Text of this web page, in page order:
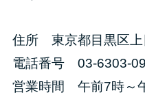
住所 東京都目黒区上
電話番号 03-6303-
営業時間 午前7時～